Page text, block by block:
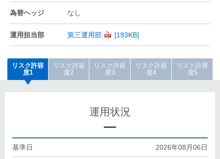
為替ヘッジ なし
運用担当部 第三運用部
リスク許容
度1
リスク許容
度2
リスク許容
度3
リスク許容
度4
リスク許容
度5
運用状況
基準日 2026年08月06日